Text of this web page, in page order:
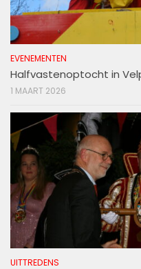
EVENEMENTEN
Halfvastenoptocht in
1 MAART 2026
UITTREDENS